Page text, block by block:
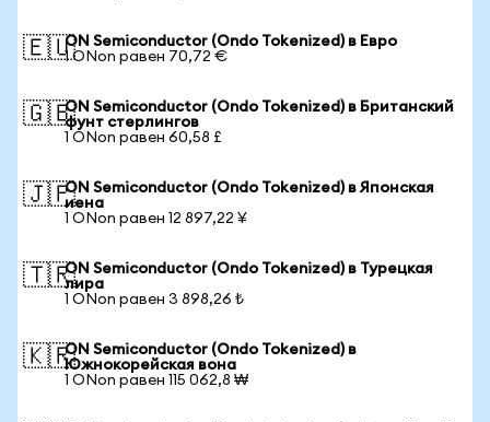
🇪🇺ON Semiconductor (Ondo Tokenized) в Евро
1 ONon равен 70,72 €
🇬🇧ON Semiconductor (Ondo Tokenized) в Британский
фунт стерлингов
1 ONon равен 60,58 £
🇯🇵ON Semiconductor (Ondo Tokenized) в Японская
иена
1 ONon равен 12 897,22 ¥
🇹🇷ON Semiconductor (Ondo Tokenized) в Турецкая
лира
1 ONon равен 3 898,26 ₺
🇰🇷ON Semiconductor (Ondo Tokenized) в
Южнокорейская вона
1 ONon равен 115 062,8 ₩